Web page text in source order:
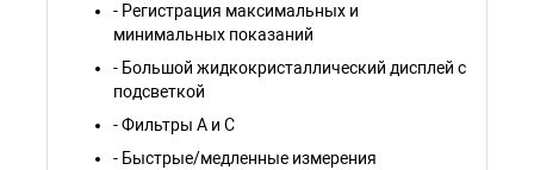
- Регистрация максимальных и
минимальных показаний
- Большой жидкокристаллический дисплей с
подсветкой
- Фильтры А и С
- Быстрые/медленные измерения